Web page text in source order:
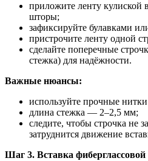
приложите ленту кулиской
шторы;
зафиксируйте булавками
пристрочите ленту одной
сделайте поперечные
стежка) для надёжности.
Важные нюансы:
используйте прочные
длина стежка — 2–2,5 мм;
следите, чтобы строчка не
затруднится движение
Шаг 3. Вставка фиберглассовой